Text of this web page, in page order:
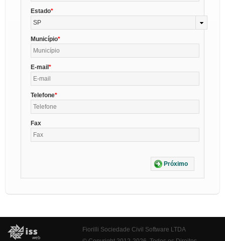
Estado
SP
Município
E-mail
Telefone
Fax
Próximo
Fiorilli Sociedade Civil Software LTDA